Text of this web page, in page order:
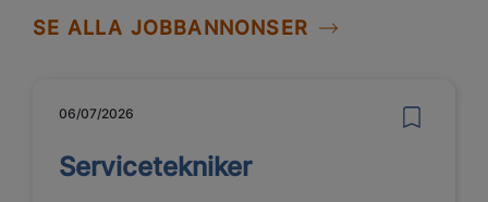
SE ALLA JOBBANNONSER
06/07/2026
Servicetekniker